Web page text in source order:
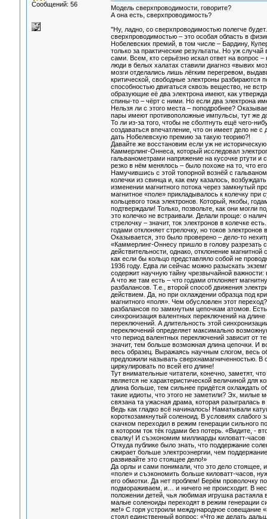
Сообщений: 56
Модель сверхпроводимости, говорите?
А она есть, сверхпроводимость?
"Ну, ладно, со сверхпроводимостью полегче
сверхпроводимостью – это особая область в
Нобелевских премий, в том числе – Бардину,
только за практические результаты. Но уж
сами. Всем, кто серьёзно искал ответ на вопрос
люди в белых халатах ставили диагноз «вывих
мозги отделались лишь лёгким перегревом,
критической, свободные электроны разбираются
способностью двигаться сквозь вещество, не
образующие её два электрона имеют, как
спины-то – чёрт с ними. Но если два электрона
Нельзя ли с этого места – поподробнее?
пары имеют противоположные импульсы, тут же
То ли из-за того, чтобы не сболтнуть ещё чего-
создаваться впечатление, что он имеет дело не
дать Нобелевскую премию за такую теорию?!
Давайте же восстановим если уж не
Каммерлинг-Оннеса, который исследовал
гальванометрами напряжение на кусочке ртути и
резко в нём менялось – было похоже на то, что
Намучившись с этой топорной вознёй с
колечки из свинца и, как ему казалось,
изменении магнитного потока через замкнутый
магнитное «поле» прикладывалось к колечку при
кольцевого тока электронов. Который, якобы,
подтверждали! Только, позвольте, как они могли
это колечко не встраивали. Делали проще: о
стрелочку – значит, ток электронов в колечке
годами отклоняет стрелочку, но токов
Оказывается, это было проверено – дело-то
«Каммерлинг-Оннесу пришло в голову разрезать
действительности, однако, отклонение
как если бы кольцо представляло собой не
1936 году. Едва ли сейчас можно разыскать
содержит научную тайну чрезвычайной важности:
А что же там есть – что годами отклоняет
разбалансов. Т.е., второй способ движения
действием. Да, но при охлаждении образца под
магнитного «поля». Чем обусловлен этот
разбалансов по замкнутым цепочкам атомов.
синхронизация валентных переключений на
переключений. А длительность этой
переключений определяет максимально
что период валентных переключений зависит от
значит, тем больше возможная длина цепочки. И
весь образец. Выражаясь научным слогом, весь
предложили называть сверхнамагниченностью. В
циркулировать по всей его длине!
Тут внимательные читатели, конечно, заметят,
является не характеристической величиной для
длина больше, тем сильнее придётся охлаждать
такие идиоты, что этого не заметили? Эх, милые
связана та ужасная драма, которая разыгралась
Ведь как гладко всё начиналось! Наматывали
короткозамкнутый соленоид. В условиях слабого
скачком переходил в режим генерации сильного
в котором ток тёк годами без потерь. «Видите, -
свалку! И съэкономим миллиарды киловатт-часов
Откуда публике было знать, что поддержание
сжирает больше электроэнергии, чем
развивайте это стоящее дело!»
Да орлы и сами понимали, что это дело стоящее,
«поле» и съэкономить больше киловатт-часов,
его обмотки. Да нет проблем! Берём проволочку
подмораживаем, и… и ничего не происходит. В
положении детей, чья любимая игрушка растаяла
малые соленоиды переходят в режим генерации
же!» С горя устроили международное совещание
стоял единственный вопрос: «Что же делать